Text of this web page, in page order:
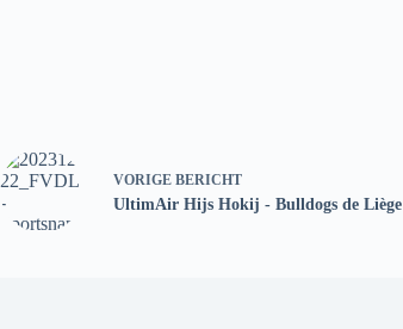
VORIGE BERICHT
UltimAir Hijs Hokij - Bulldogs de Liège